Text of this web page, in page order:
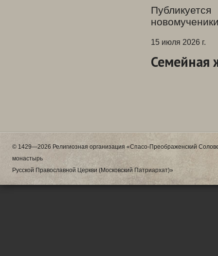
15 июля 2026 г.
Семейная
© 1429—2026 Религиозная организация «Спасо-Преображенский
монастырь
Русской Православной Церкви (Московский Патриархат)»